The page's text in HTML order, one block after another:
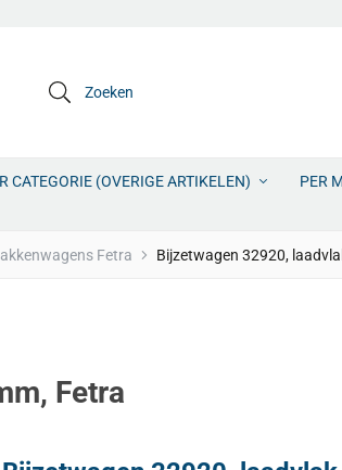
Zoeken
CATEGORIE (OVERIGE ARTIKELEN) PER
Fetra Bijzetwagen 32920,
Fetra